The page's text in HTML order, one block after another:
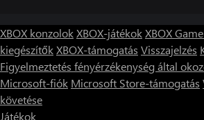
XBOX konzolokXBOX-játékokXBOX
kiegészítőkXBOX-támogatás Visszajelzés
Figyelmeztetés fényérzékenység által
Microsoft-fiók Microsoft Store-támogatás
követése
Játékok